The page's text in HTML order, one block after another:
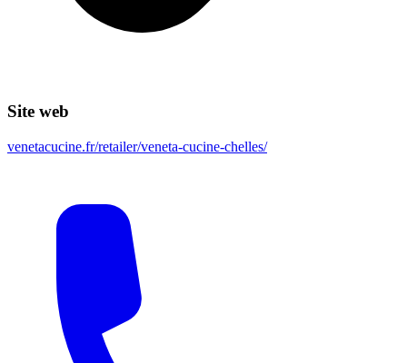
Site web
venetacucine.fr/retailer/veneta-cucine-chelles/